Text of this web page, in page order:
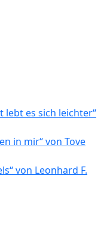
lebt es sich leichter“
in mir“ von Tove
von Leonhard F.